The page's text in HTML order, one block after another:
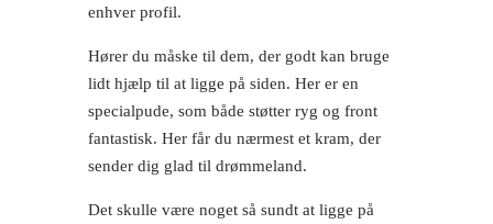
enhver profil.
Hører du måske til dem, der godt kan bruge
lidt hjælp til at ligge på siden. Her er en
specialpude, som både støtter ryg og front
fantastisk. Her får du nærmest et kram, der
sender dig glad til drømmeland.
Det skulle være noget så sundt at ligge på